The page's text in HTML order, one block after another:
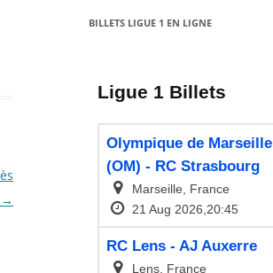
→
BILLETS LIGUE 1 EN LIGNE